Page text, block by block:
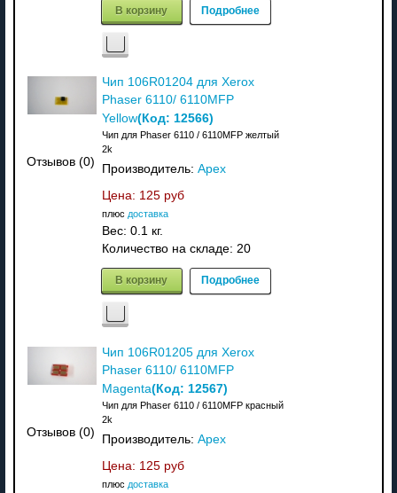
В корзину Подробнее
Отзывов (0)
Чип 106R01204 для Xerox
Phaser 6110/ 6110MFP
Yellow(Код: 12566)
Чип для Phaser 6110 / 6110MFP желтый
2k
Производитель: Apex
Цена: 125 руб
плюс доставка
Вес: 0.1 кг.
Количество на складе: 20
В корзину Подробнее
Отзывов (0)
Чип 106R01205 для Xerox
Phaser 6110/ 6110MFP
Magenta(Код: 12567)
Чип для Phaser 6110 / 6110MFP красный
2k
Производитель: Apex
Цена: 125 руб
плюс доставка